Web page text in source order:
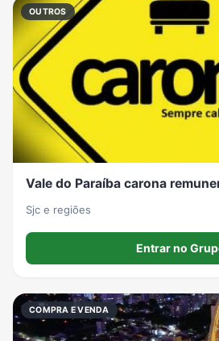
OUTROS
Vale do Paraíba carona
Sjc e regiões
Entrar no
COMPRA E VENDA